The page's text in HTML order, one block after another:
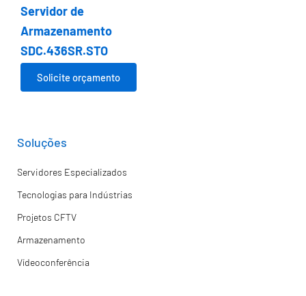
Servidor de
Armazenamento
SDC.436SR.STO
Solicite orçamento
Soluções
Servidores Especializados
Tecnologias para Indústrias
Projetos CFTV
Armazenamento
Vídeoconferência